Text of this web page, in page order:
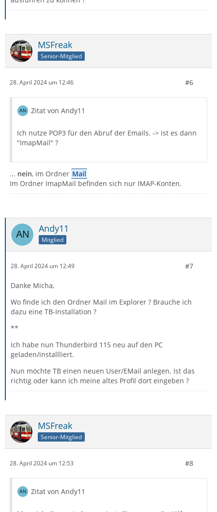
MSFreak
Senior-Mitglied
28. April 2024 um 12:46 #6
Zitat von Andy11
Ich nutze POP3 für den Abruf der Emails. -> ist es dann
"ImapMail" ?
... nein, im Ordner Mail
Im Ordner ImapMail befinden sich nur IMAP-Konten.
Andy11
Mitglied
28. April 2024 um 12:49 #7
Danke Micha,
Wo finde ich den Ordner Mail im Explorer ? Brauche ich
dazu eine TB-Installation ?
**
Ich habe nun Thunderbird 115 neu auf den PC
geladen/installliert.
Nun möchte TB einen neuen User/EMail anlegen. Ist das
richtig oder kann ich meine altes Profil dort eingeben ?
MSFreak
Senior-Mitglied
28. April 2024 um 12:53 #8
Zitat von Andy11